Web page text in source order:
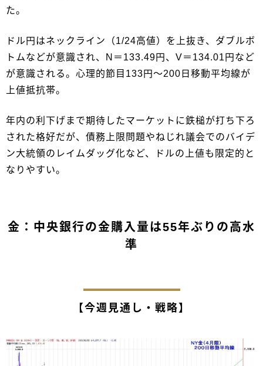
た。
ドル円はネックライン（1/24高値）を上抜き、ダブルボ
トムなどが意識され、N＝133.49円、V＝134.01円など
が意識される。心理的節目133円～200日移動平均線が
上値抵抗帯。
年内の利下げまで期待したマーケットに鉄槌が打ち下ろ
された格好だが、債務上限問題やねじれ議会でのバイデ
ン大統領のレイムダッグ化など、ドルの上値も限定的と
なりやすい。
金：中央銀行の金購入量は55年ぶりの高水
準
【今週見通し・戦略】